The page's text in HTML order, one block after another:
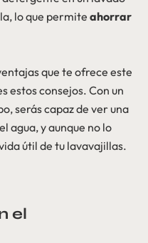
lo que permite ahorrar
que te ofrece este
estos consejos. Con un
serás capaz de ver una
agua, y aunque no lo
útil de tu lavavajillas.
el